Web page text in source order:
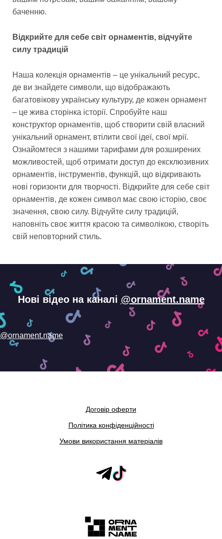
баченню.
Відкрийте для себе світ орнаментів, відчуйте
силу традицій
Наша колекція орнаментів – це унікальний ресурс,
де ви знайдете символи, що відображають
багатовікову українську культуру, де кожен орнамент
– це жива сторінка історії. Спробуйте наш
конструктор орнаментів, щоб створити свій власний
унікальний орнамент, втілити свої ідеї, свої мрії.
Ознайомтеся з нашими тарифами для розширених
можливостей, щоб отримати доступ до ексклюзивних
орнаментів, інструментів, функцій, що відкривають
нові горизонти для творчості. Відкрийте для себе світ
орнаментів, де кожен символ має свою історію, своє
значення, свою силу. Відчуйте силу традицій,
наповніть своє життя красою та символікою, створіть
свій неповторний стиль.
Нові відео на каналі @ornament.name
@ornament.name
Договір оферти
Політика конфіденційності
Умови використання матеріалів